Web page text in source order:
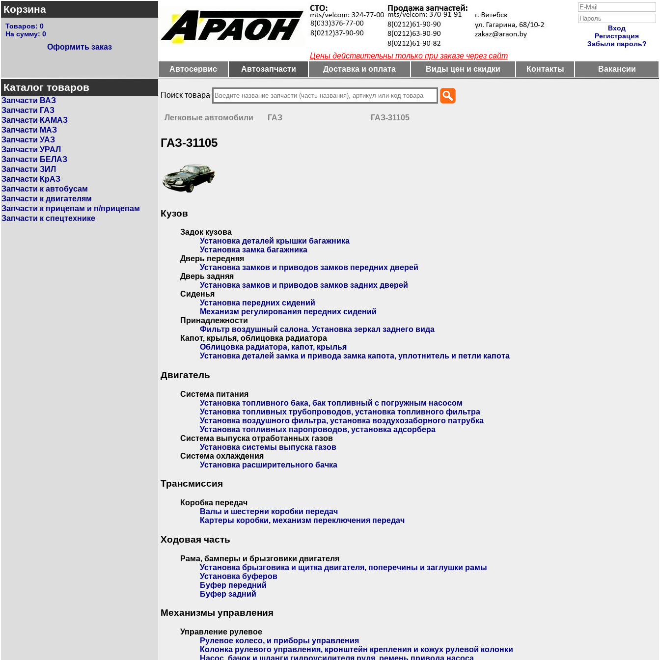
Корзина
Товаров: 0
На сумму: 0
Оформить заказ
Вход
Регистрация
Забыли пароль?
Цены действительны только при заказе через сайт
Автосервис
Автозапчасти Доставка и оплата Виды цен и скидки Контакты Вакансии
Каталог товаров
Запчасти ВАЗ
Запчасти ГАЗ
Запчасти КАМАЗ
Запчасти МАЗ
Запчасти УАЗ
Запчасти УРАЛ
Запчасти БЕЛАЗ
Запчасти ЗИЛ
Запчасти КрАЗ
Запчасти к автобусам
Запчасти к двигателям
Запчасти к прицепам и п/прицепам
Запчасти к спецтехнике
Поиск товара
Легковые автомобили ГАЗ ГАЗ-31105
ГАЗ-31105
Кузов
Задок кузова
Установка деталей крышки багажника
Установка замка багажника
Дверь передняя
Установка замков и приводов замков передних дверей
Дверь задняя
Установка замков и приводов замков задних дверей
Сиденья
Установка передних сидений
Механизм регулирования передних сидений
Принадлежности
Фильтр воздушный салона. Установка зеркал заднего вида
Капот, крылья, облицовка радиатора
Облицовка радиатора, капот, крылья
Установка деталей замка и привода замка капота, уплотнитель и петли капота
Двигатель
Система питания
Установка топливного бака, бак топливный с погружным насосом
Установка топливных трубопроводов, установка топливного фильтра
Установка воздушного фильтра, установка воздухозаборного патрубка
Установка топливных паропроводов, установка адсорбера
Система выпуска отработанных газов
Установка системы выпуска газов
Система охлаждения
Установка расширительного бачка
Трансмиссия
Коробка передач
Валы и шестерни коробки передач
Картеры коробки, механизм переключения передач
Ходовая часть
Рама, бамперы и брызговики двигателя
Установка брызговика и щитка двигателя, поперечины и заглушки рамы
Установка буферов
Буфер передний
Буфер задний
Механизмы управления
Управление рулевое
Рулевое колесо, и приборы управления
Колонка рулевого управления, кронштейн крепления и кожух рулевой колонки
Насос, бачок и шланги гидроусилителя руля, ремень привода насоса